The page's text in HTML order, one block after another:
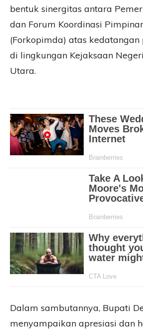
bentuk sinergitas antara
dan Forum Koordinasi
(Forkopimda) atas
di lingkungan Kejaksaan
Utara.
Dalam sambutannya, Bupati
menyampaikan apresiasi dan